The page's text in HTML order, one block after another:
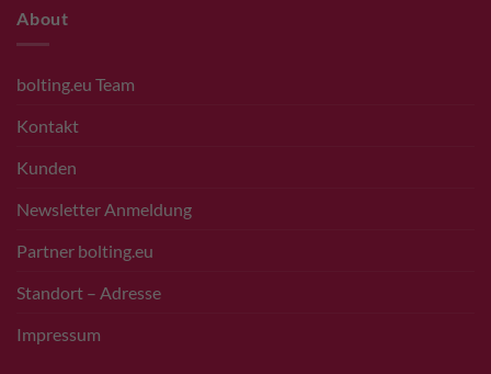
About
bolting.eu Team
Kontakt
Kunden
Newsletter Anmeldung
Partner bolting.eu
Standort – Adresse
Impressum